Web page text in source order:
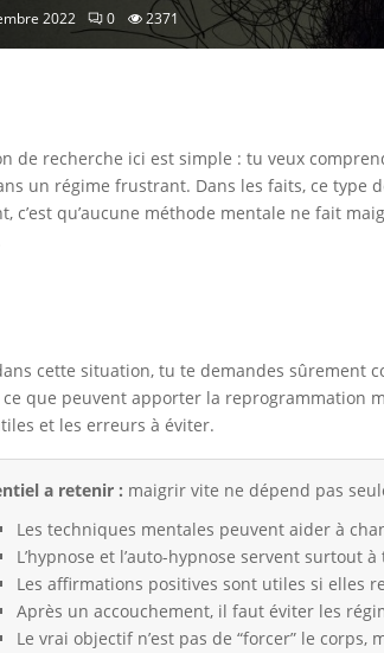
2022 0 2371
de recherche ici est simple : tu veux
un régime frustrant. Dans les faits, ce type
c’est qu’aucune méthode mentale ne fait
cette situation, tu te demandes sûrement
que peuvent apporter la reprogrammation
et les erreurs à éviter.
a retenir : maigrir vite ne dépend pas
Les techniques mentales peuvent aider à
L’hypnose et l’auto-hypnose servent surtout
Les affirmations positives sont utiles si elles
Après un accouchement, il faut éviter les
Le vrai objectif n’est pas de “forcer” le